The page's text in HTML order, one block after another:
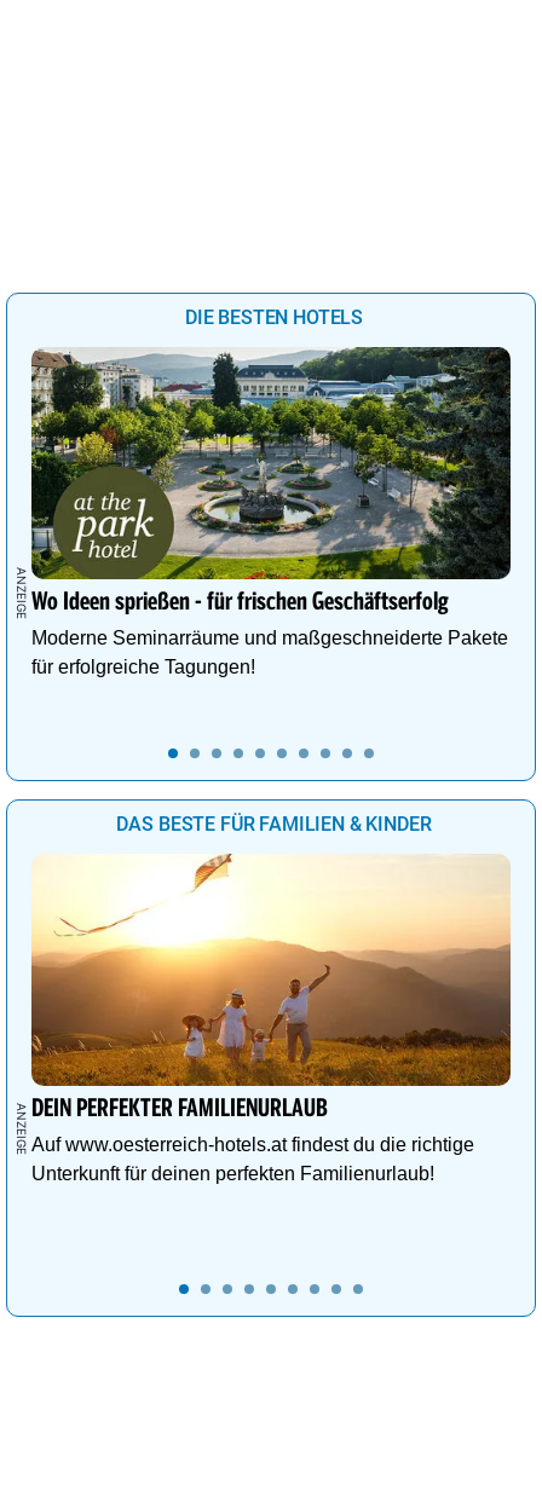
DIE BESTEN HOTELS
Wo Ideen sprießen - für frischen Geschäftserfolg
Moderne Seminarräume und maßgeschneiderte Pakete
für erfolgreiche Tagungen!
DAS BESTE FÜR FAMILIEN & KINDER
DEIN PERFEKTER FAMILIENURLAUB
Auf www.oesterreich-hotels.at findest du die richtige
Unterkunft für deinen perfekten Familienurlaub!